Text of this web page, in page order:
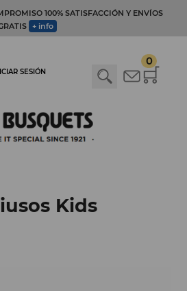
100% SATISFACCIÓN Y ENVÍOS
+ info
0
SESIÓN
Kids